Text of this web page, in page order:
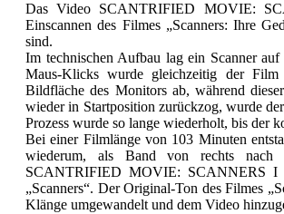
Das Video SCANTRIFIED MOVIE:
Einscannen des Filmes „Scanners: Ihre
sind.
Im technischen Aufbau lag ein Scanner
Maus-Klicks wurde gleichzeitig der Film
Bildfläche des Monitors ab, während
wieder in Startposition zurückzog, wurde
Prozess wurde so lange wiederholt, bis der
Bei einer Filmlänge von 103 Minuten
wiederum, als Band von rechts nach
SCANTRIFIED MOVIE: SCANNERS I
„Scanners“. Der Original-Ton des Filmes
Klänge umgewandelt und dem Video